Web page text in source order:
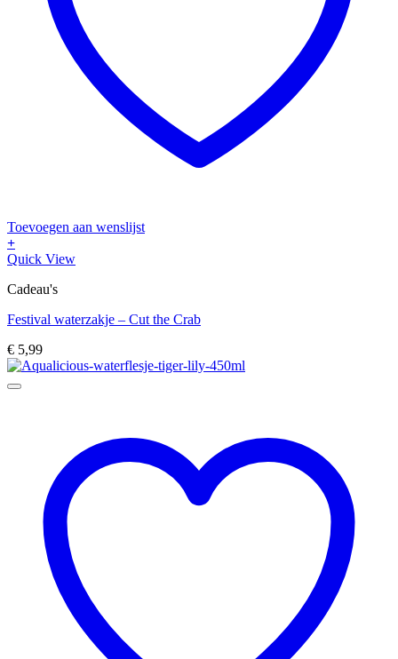
Toevoegen aan wenslijst
+
Quick View
Cadeau's
Festival waterzakje – Cut the Crab
€ 5,99